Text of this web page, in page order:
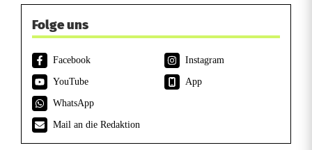
Folge uns
Facebook
Instagram
YouTube
App
WhatsApp
Mail an die Redaktion